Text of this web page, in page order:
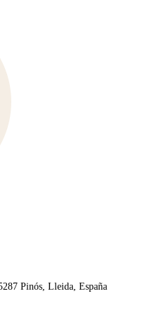
Pinós, Lleida, España